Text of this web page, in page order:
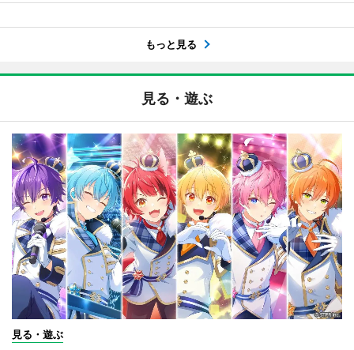
もっと見る
見る・遊ぶ
見る・遊ぶ